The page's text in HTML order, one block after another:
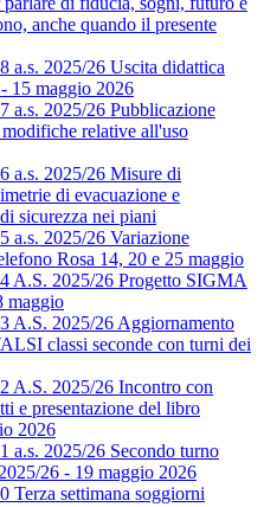
anche quando il presente
a.s. 2025/26 Uscita didattica
15 maggio 2026
a.s. 2025/26 Pubblicazione
relative all'uso
a.s. 2025/26 Misure di
di evacuazione e
sicurezza nei piani
a.s. 2025/26 Variazione
Rosa 14, 20 e 25 maggio
A.S. 2025/26 Progetto SIGMA
maggio
A.S. 2025/26 Aggiornamento
classi seconde con turni dei
A.S. 2025/26 Incontro con
e presentazione del libro
2026
a.s. 2025/26 Secondo turno
26 - 19 maggio 2026
Terza settimana soggiorni